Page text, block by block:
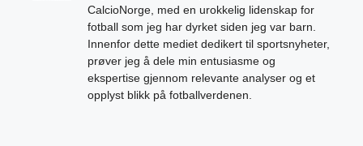
CalcioNorge, med en urokkelig lidenskap for
fotball som jeg har dyrket siden jeg var barn.
Innenfor dette mediet dedikert til sportsnyheter,
prøver jeg å dele min entusiasme og
ekspertise gjennom relevante analyser og et
opplyst blikk på fotballverdenen.